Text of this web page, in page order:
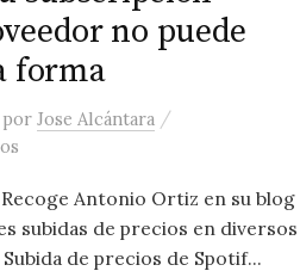
no puede
forma
por Jose Alcántara /
Antonio Ortiz en su blog
subidas de precios en diversos
de precios de Spotif...